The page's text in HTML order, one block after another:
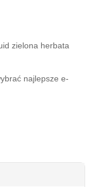
zielona herbata
najlepsze e-